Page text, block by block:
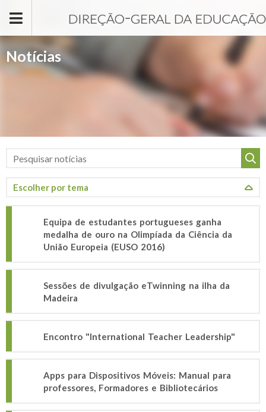
Notícias
Equipa de estudantes portugueses ganha
medalha de ouro na Olimpíada da Ciência da
União Europeia (EUSO 2016)
Sessões de divulgação eTwinning na ilha da
Madeira
Encontro "International Teacher Leadership"
Apps para Dispositivos Móveis: Manual para
professores, Formadores e Bibliotecários